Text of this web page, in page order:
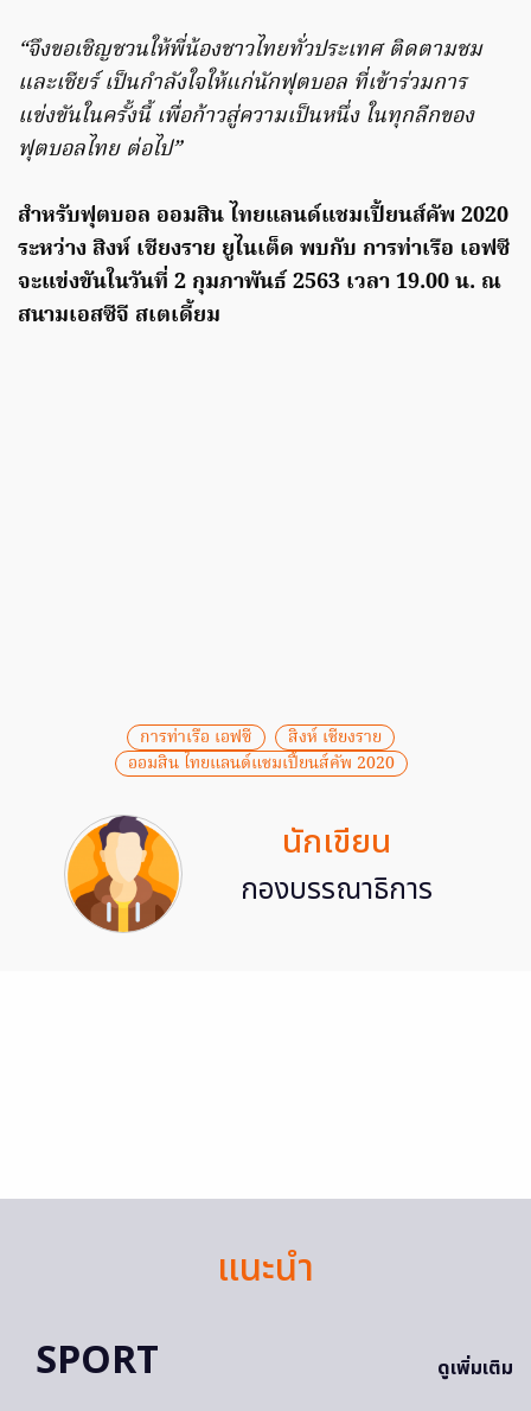
“จึงขอเชิญชวนให้พี่น้องชาวไทยทั่วประเทศ ติดตามชม
และเชียร์ เป็นกำลังใจให้แก่นักฟุตบอล ที่เข้าร่วมการ
แข่งขันในครั้งนี้ เพื่อก้าวสู่ความเป็นหนึ่ง ในทุกลีกของ
ฟุตบอลไทย ต่อไป”
สำหรับฟุตบอล ออมสิน ไทยแลนด์แชมเปี้ยนส์คัพ 2020
ระหว่าง สิงห์ เชียงราย ยูไนเต็ด พบกับ การท่าเรือ เอฟซี
จะแข่งขันในวันที่ 2 กุมภาพันธ์ 2563 เวลา 19.00 น. ณ
สนามเอสซีจี สเตเดี้ยม
การท่าเรือ เอฟซี
สิงห์ เชียงราย
ออมสิน ไทยแลนด์แชมเปี้ยนส์คัพ 2020
นักเขียน
กองบรรณาธิการ
แนะนำ
SPORT
ดูเพิ่มเติม